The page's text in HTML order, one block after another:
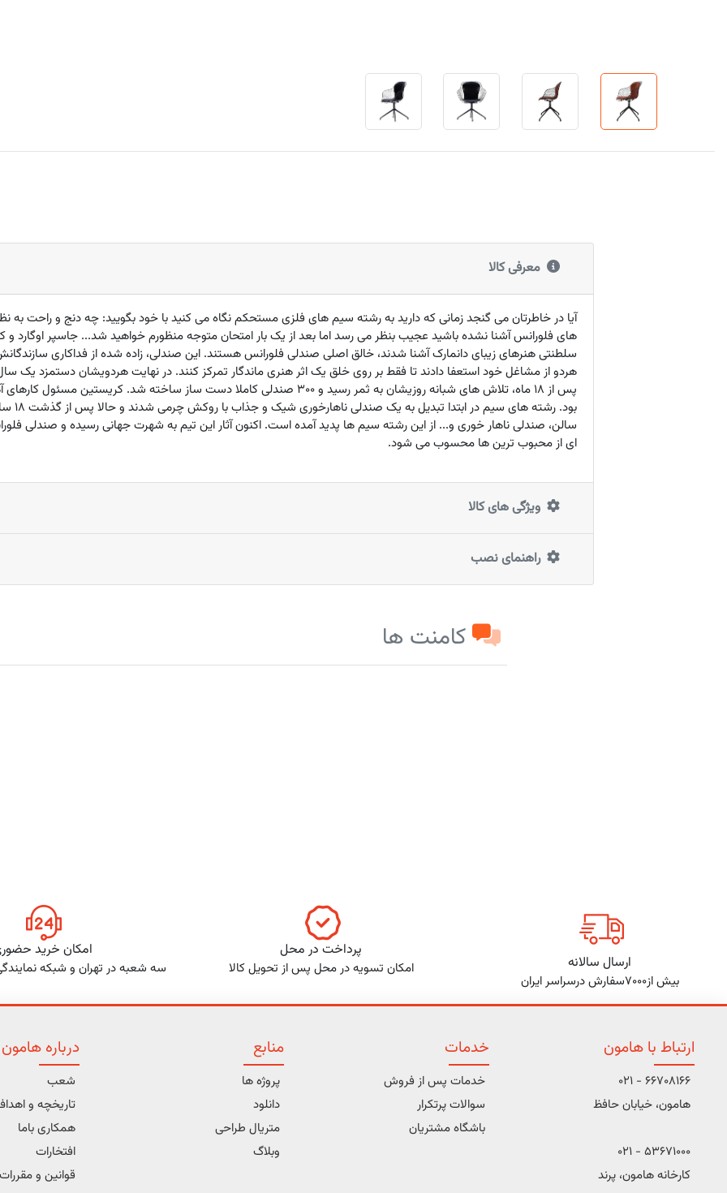
معرفی کالا
آیا در خاطرتان می گنجد زمانی که دارید به رشته سیم های فلزی مستحکم نگاه می کنید با خود بگویید: چه دنج و راحت به
سلطنتی هنرهای زیبای دانمارک آشنا شدند، خالق اصلی صندلی فلورانس هستند. این صندلی، زاده شده از فداکاری
هردو از مشاغل خود استعفا دادند تا فقط بر روی خلق یک اثر هنری ماندگار تمرکز کنند. در نهایت هردویشان دستمزد یک
پس از 18 ماه، تلاش های شبانه روزیشان به ثمر رسید و 300 صندلی کاملا دست ساز ساخته شد.
بود.
سالن، صندلی ناهار خوری و... از این رشته سیم ها پدید آمده است. اکنون آثار این تیم به شهرت جهانی رسیده و صندلی
ای از محبوب ترین ها محسوب می شود.
ویژگی های کالا
راهنمای نصب
کامنت ها
ارسال سالانه
بیش از7000سفارش درسراسر ایران
پرداخت در محل
امکان تسویه در محل پس از تحویل کالا
امکان خرید
سه شعبه در تهران و شبکه
درباره هامون
شعب
تاریخچه و
همکاری باما
افتخارات
قوانین و
منابع
پروژه ها
دانلود
متریال طراحی
وبلاگ
خدمات
خدمات پس از فروش
سوالات پرتکرار
باشگاه مشتریان
ارتباط با هامون
66708166 - 021
هامون، خیابان حافظ
53671000 - 021
کارخانه هامون، پرند